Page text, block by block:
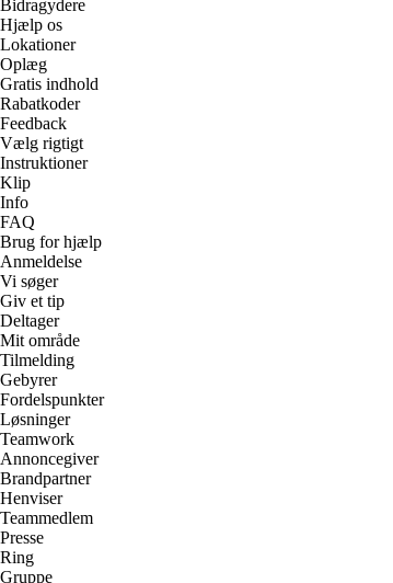
Bidragydere
Hjælp os
Lokationer
Oplæg
Gratis indhold
Rabatkoder
Feedback
Vælg rigtigt
Instruktioner
Klip
Info
FAQ
Brug for hjælp
Anmeldelse
Vi søger
Giv et tip
Deltager
Mit område
Tilmelding
Gebyrer
Fordelspunkter
Løsninger
Teamwork
Annoncegiver
Brandpartner
Henviser
Teammedlem
Presse
Ring
Gruppe